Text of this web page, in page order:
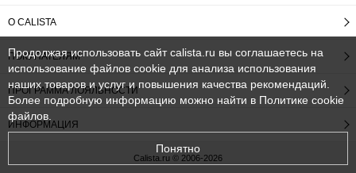
О CALISTA
ПОКУПАТЕЛЯМ
ПРОГРАММА ЛОЯЛЬНОСТИ
ИНФОРМАЦИЯ
Calista.ru © 2006-2026
Продолжая использовать сайт calista.ru вы соглашаетесь на
использование файлов cookie для анализа использования
наших товаров и услуг и повышения качества рекомендаций.
Более подробную информацию можно найти в Политике cookie
файлов
Понятно